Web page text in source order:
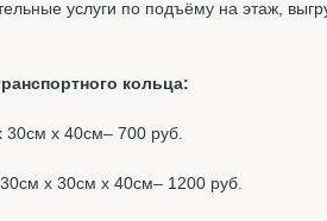
услуги по подъёму на этаж,
кольца:
30см х 40см– 700 руб.
х 30см х 40см– 1200 руб.